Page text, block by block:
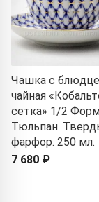
Чашка с
чайная
сетка» 1/2
Тюльпан.
фарфор. 250 мл.
7 680 ₽